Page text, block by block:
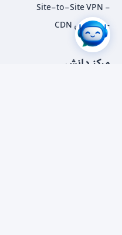
Site-to-Site VPN
سرویس CDN
مرکز دانش